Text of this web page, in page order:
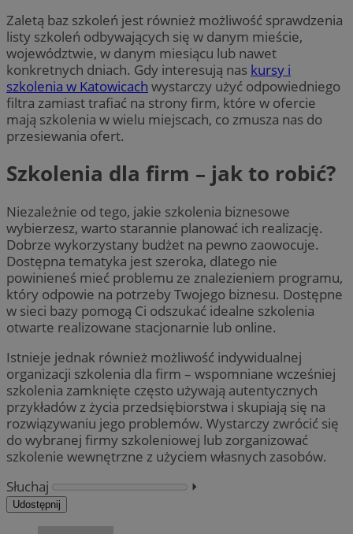
Zaletą baz szkoleń jest również możliwość sprawdzenia
listy szkoleń odbywających się w danym mieście,
województwie, w danym miesiącu lub nawet
konkretnych dniach. Gdy interesują nas kursy i
szkolenia w Katowicach wystarczy użyć odpowiedniego
filtra zamiast trafiać na strony firm, które w ofercie
mają szkolenia w wielu miejscach, co zmusza nas do
przesiewania ofert.
Szkolenia dla firm – jak to robić?
Niezależnie od tego, jakie szkolenia biznesowe
wybierzesz, warto starannie planować ich realizację.
Dobrze wykorzystany budżet na pewno zaowocuje.
Dostępna tematyka jest szeroka, dlatego nie
powinieneś mieć problemu ze znalezieniem programu,
który odpowie na potrzeby Twojego biznesu. Dostępne
w sieci bazy pomogą Ci odszukać idealne szkolenia
otwarte realizowane stacjonarnie lub online.
Istnieje jednak również możliwość indywidualnej
organizacji szkolenia dla firm – wspomniane wcześniej
szkolenia zamknięte często używają autentycznych
przykładów z życia przedsiębiorstwa i skupiają się na
rozwiązywaniu jego problemów. Wystarczy zwrócić się
do wybranej firmy szkoleniowej lub zorganizować
szkolenie wewnętrzne z użyciem własnych zasobów.
Słuchaj
⏵︎
Udostępnij